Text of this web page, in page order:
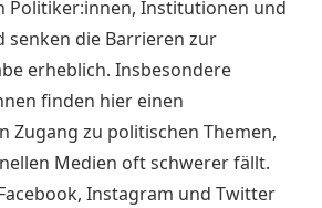
Politiker:innen, Institutionen und
senken die Barrieren zur
erheblich. Insbesondere
finden hier einen
Zugang zu politischen Themen,
Medien oft schwerer fällt.
Instagram und Twitter